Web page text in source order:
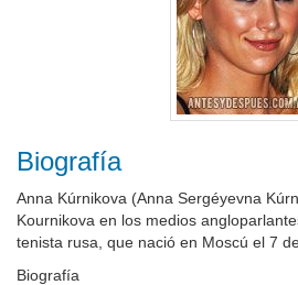
Biografía
Anna Kúrnikova (Anna Sergéyevna
Kournikova en los medios
tenista rusa, que nació en Moscú el 7
Biografía